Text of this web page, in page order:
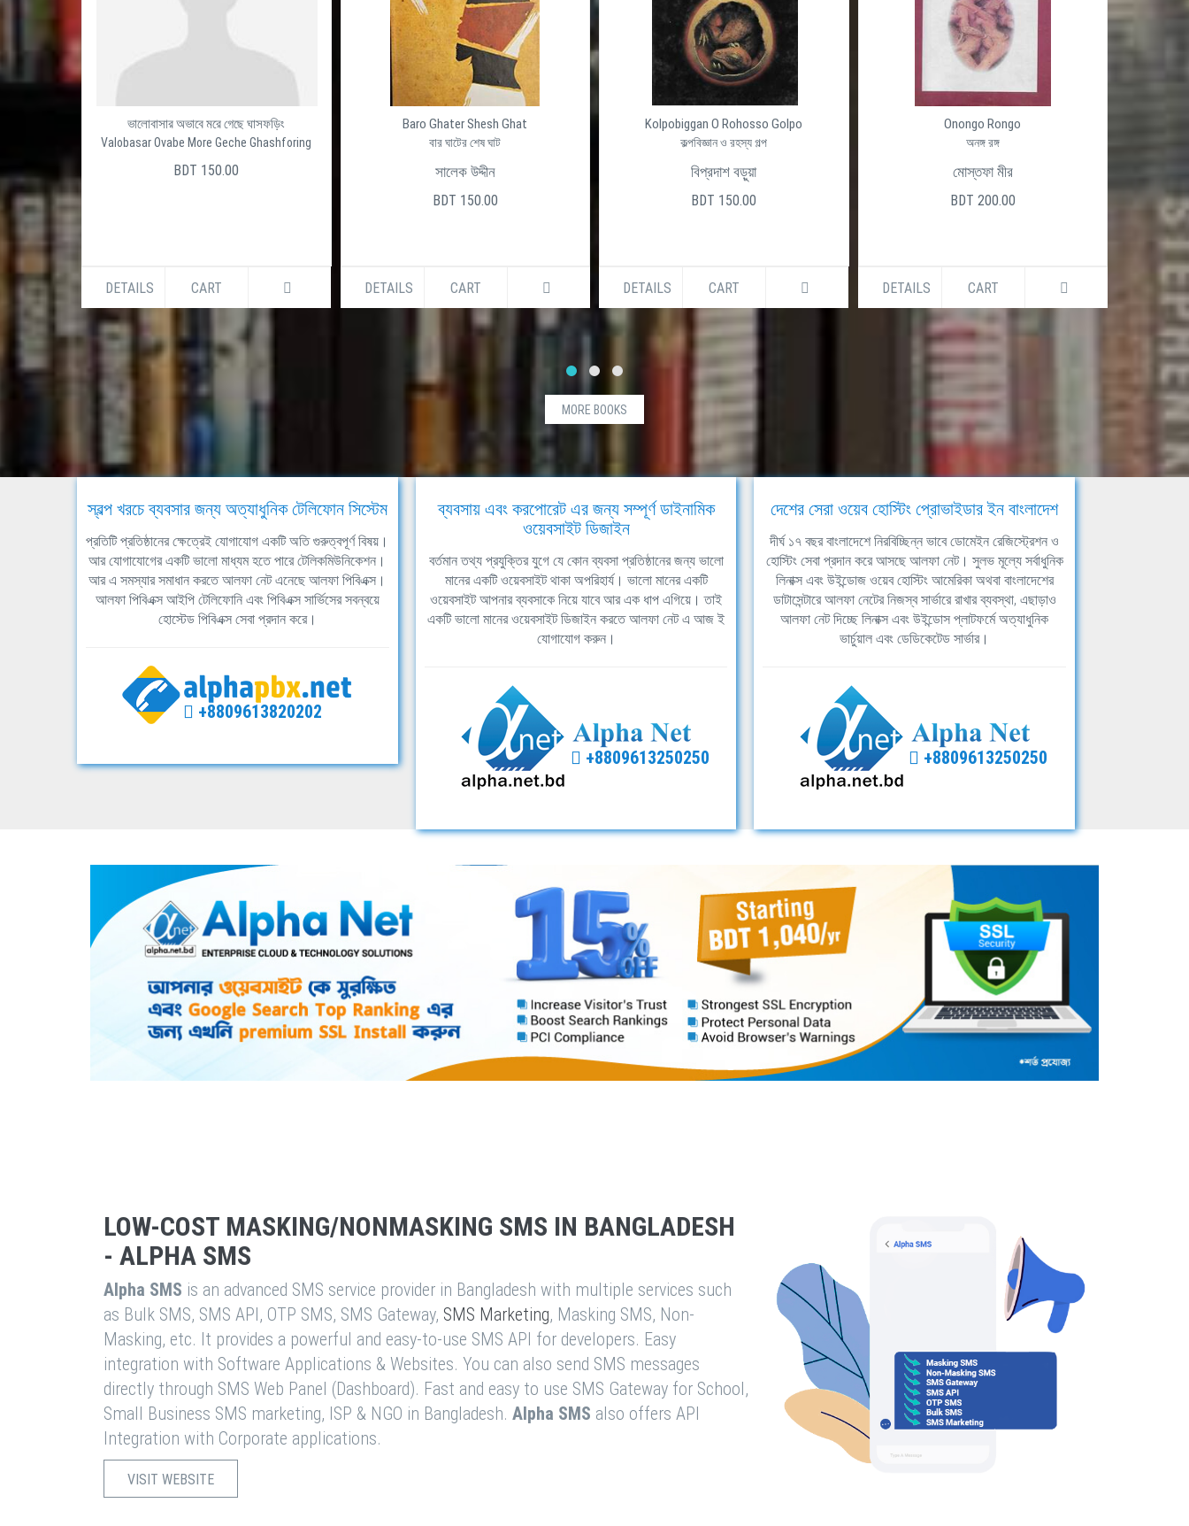
ভালোবাসার অভাবে মরে গেছে ঘাসফড়িং
Valobasar Ovabe More Geche Ghashforing
BDT 150.00
DETAILS CART
Baro Ghater Shesh Ghat
বার ঘাটের শেষ ঘাট
সালেক উদ্দীন
BDT 150.00
DETAILS CART
Kolpobiggan O Rohosso Golpo
কল্পবিজ্ঞান ও রহস্য গল্প
বিপ্রদাশ বড়ুয়া
BDT 150.00
DETAILS CART
Onongo Rongo
অনঙ্গ রঙ্গ
মোস্তফা মীর
BDT 200.00
DETAILS CART DETAILS
MORE BOOKS
স্বল্প খরচে ব্যবসার জন্য অত্যাধুনিক টেলিফোন সিস্টেম
প্রতিটি প্রতিষ্ঠানের ক্ষেত্রেই যোগাযোগ একটি অতি গুরুত্বপূর্ণ বিষয়।
আর যোগাযোগের একটি ভালো মাধ্যম হতে পারে টেলিকমিউনিকেশন।
আর এ সমস্যার সমাধান করতে আলফা নেট এনেছে আলফা পিবিএক্স।
আলফা পিবিএক্স আইপি টেলিফোনি এবং পিবিএক্স সার্ভিসের সবন্বয়ে
হোস্টেড পিবিএক্স সেবা প্রদান করে।
+8809613820202
ব্যবসায় এবং করপোরেট এর জন্য সম্পূর্ণ ডাইনামিক
ওয়েবসাইট ডিজাইন
বর্তমান তথ্য প্রযুক্তির যুগে যে কোন ব্যবসা প্রতিষ্ঠানের জন্য ভালো
মানের একটি ওয়েবসাইট থাকা অপরিহার্য। ভালো মানের একটি
ওয়েবসাইট আপনার ব্যবসাকে নিয়ে যাবে আর এক ধাপ এগিয়ে। তাই
একটি ভালো মানের ওয়েবসাইট ডিজাইন করতে আলফা নেট এ আজ ই
যোগাযোগ করুন।
+8809613250250
দেশের সেরা ওয়েব হোস্টিং প্রোভাইডার ইন বাংলাদেশ
দীর্ঘ ১৭ বছর বাংলাদেশে নিরবিচ্ছিন্ন ভাবে ডোমেইন রেজিস্ট্রেশন ও
হোস্টিং সেবা প্রদান করে আসছে আলফা নেট। সুলভ মূল্যে সর্বাধুনিক
লিনাক্স এবং উইন্ডোজ ওয়েব হোস্টিং আমেরিকা অথবা বাংলাদেশের
ডাটাসেন্টারে আলফা নেটের নিজস্ব সার্ভারে রাখার ব্যবস্থা, এছাড়াও
আলফা নেট দিচ্ছে লিনাক্স এবং উইন্ডোস প্লাটফর্মে অত্যাধুনিক
ভার্চুয়াল এবং ডেডিকেটেড সার্ভার।
+8809613250250
LOW-COST MASKING/NONMASKING SMS IN BANGLADESH
- ALPHA SMS
Alpha SMS is an advanced SMS service provider in Bangladesh with multiple services such
as Bulk SMS, SMS API, OTP SMS, SMS Gateway, SMS Marketing, Masking SMS, Non-
Masking, etc. It provides a powerful and easy-to-use SMS API for developers. Easy
integration with Software Applications & Websites. You can also send SMS messages
directly through SMS Web Panel (Dashboard). Fast and easy to use SMS Gateway for School,
Small Business SMS marketing, ISP & NGO in Bangladesh. Alpha SMS also offers API
Integration with Corporate applications.
VISIT WEBSITE